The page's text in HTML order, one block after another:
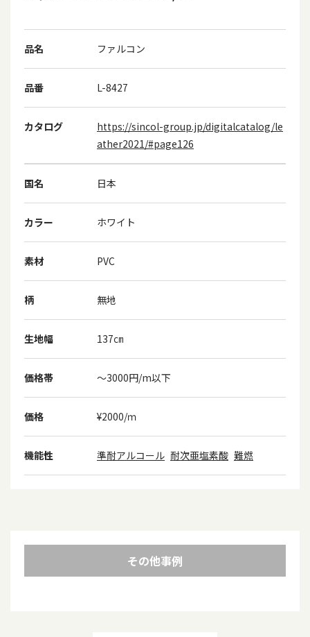
品名 ファルコン
品番 L-8427
カタログ
https://sincol-group.jp/digitalcatalog/le
ather2021/#page126
国名 日本
カラー ホワイト
素材 PVC
柄 無地
生地幅 137㎝
価格帯 ～3000円/m以下
価格 ¥2000/ｍ
機能性 準耐アルコール 耐次亜塩素酸 難燃
その他事例